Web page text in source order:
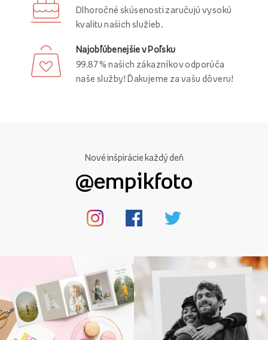
Dlhoročné skúsenosti zaručujú vysokú
kvalitu našich služieb.
Najobľúbenejšie v Poľsku
99,87 % našich zákazníkov odporúča
naše služby! Ďakujeme za vašu dôveru!
Nové inšpirácie každý deň
@empikfoto